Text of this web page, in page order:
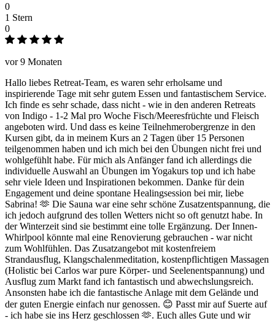
0
1 Stern
0
vor 9 Monaten
Hallo liebes Retreat-Team, es waren sehr erholsame und
inspirierende Tage mit sehr gutem Essen und fantastischem Service.
Ich finde es sehr schade, dass nicht - wie in den anderen Retreats
von Indigo - 1-2 Mal pro Woche Fisch/Meeresfrüchte und Fleisch
angeboten wird. Und dass es keine Teilnehmerobergrenze in den
Kursen gibt, da in meinem Kurs an 2 Tagen über 15 Personen
teilgenommen haben und ich mich bei den Übungen nicht frei und
wohlgefühlt habe. Für mich als Anfänger fand ich allerdings die
individuelle Auswahl an Übungen im Yogakurs top und ich habe
sehr viele Ideen und Inspirationen bekommen. Danke für dein
Engagement und deine spontane Healingsession bei mir, liebe
Sabrina! 🫶 Die Sauna war eine sehr schöne Zusatzentspannung, die
ich jedoch aufgrund des tollen Wetters nicht so oft genutzt habe. In
der Winterzeit sind sie bestimmt eine tolle Ergänzung. Der Innen-
Whirlpool könnte mal eine Renovierung gebrauchen - war nicht
zum Wohlfühlen. Das Zusatzangebot mit kostenfreiem
Strandausflug, Klangschalenmeditation, kostenpflichtigen Massagen
(Holistic bei Carlos war pure Körper- und Seelenentspannung) und
Ausflug zum Markt fand ich fantastisch und abwechslungsreich.
Ansonsten habe ich die fantastische Anlage mit dem Gelände und
der guten Energie einfach nur genossen. 😊 Passt mir auf Suerte auf
- ich habe sie ins Herz geschlossen 🫶. Euch alles Gute und wir